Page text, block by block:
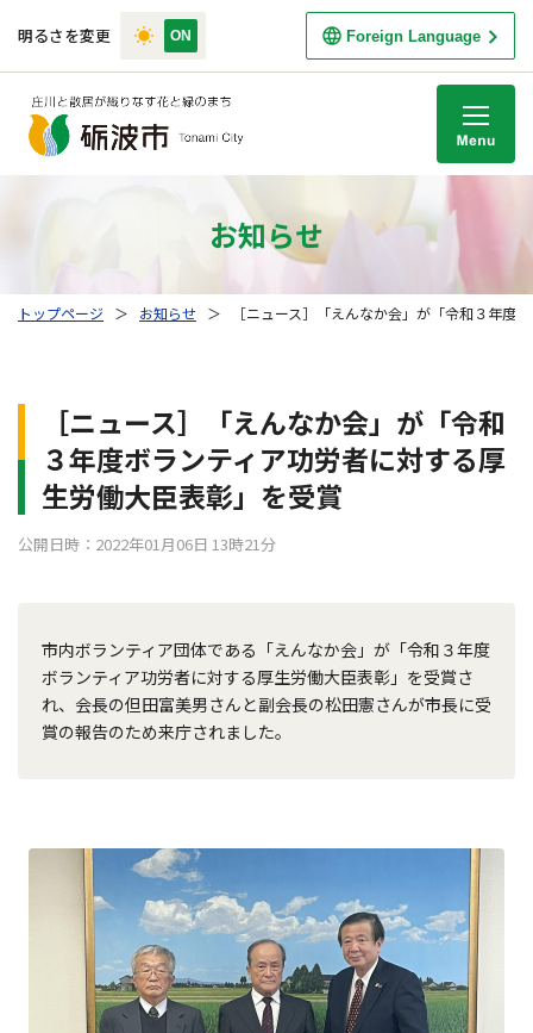
明るさを変更 Foreign Language
お知らせ
トップページ ＞ お知らせ ＞ ［ニュース］「えんなか会」が「令和３年度
［ニュース］「えんなか会」が「令和
３年度ボランティア功労者に対する厚
生労働大臣表彰」を受賞
公開日時：2022年01月06日 13時21分
市内ボランティア団体である「えんなか会」が「令和３年度
ボランティア功労者に対する厚生労働大臣表彰」を受賞さ
れ、会長の但田富美男さんと副会長の松田憲さんが市長に受
賞の報告のため来庁されました。